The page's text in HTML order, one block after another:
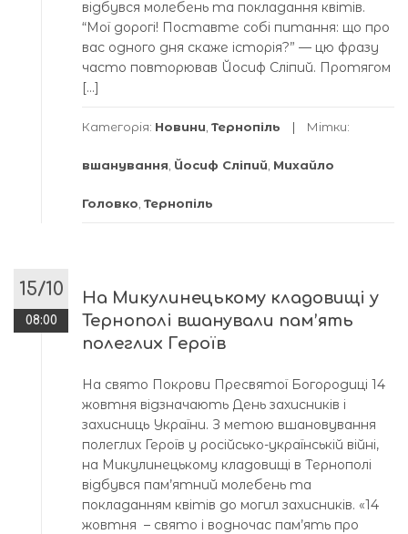
відбувся молебень та покладання квітів.
“Мої дорогі! Поставте собі питання: що про
вас одного дня скаже історія?” — цю фразу
часто повторював Йосиф Сліпий. Протягом
[…]
Категорія: Новини Тернопіль Мітки:
вшанування Йосиф Сліпий Михайло
Головко Тернопіль
15/10
08:00
На Микулинецькому кладовищі у
Тернополі вшанували пам’ять
полеглих Героїв
На свято Покрови Пресвятої Богородиці 14
жовтня відзначають День захисників і
захисниць України. З метою вшановування
полеглих Героїв у російсько-українській війні,
на Микулинецькому кладовищі в Тернополі
відбувся пам’ятний молебень та
покладанням квітів до могил захисників. «14
жовтня – свято і водночас пам’ять про